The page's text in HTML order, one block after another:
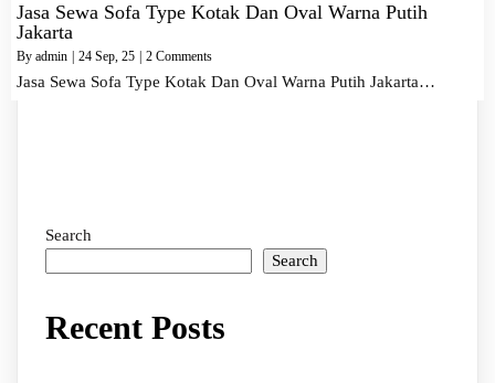
Jasa Sewa Sofa Type Kotak Dan Oval Warna Putih
Jakarta
By admin 24 Sep, 25 2 Comments
Jasa Sewa Sofa Type Kotak Dan Oval Warna Putih Jakarta…
Search
Search
Recent Posts